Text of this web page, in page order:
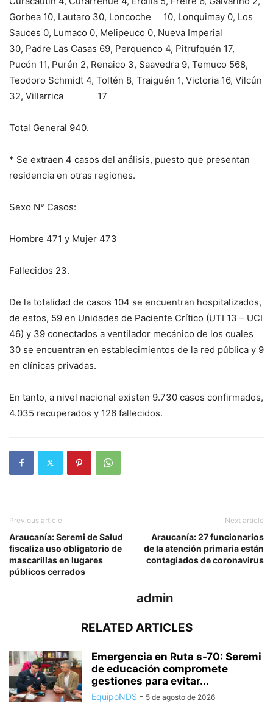
Gorbea 10, Lautaro 30, Loncoche 10, Lonquimay 0, Los
Sauces 0, Lumaco 0, Melipeuco 0, Nueva Imperial
30, Padre Las Casas 69, Perquenco 4, Pitrufquén 17,
Pucón 11, Purén 2, Renaico 3, Saavedra 9, Temuco 568,
Teodoro Schmidt 4, Toltén 8, Traiguén 1, Victoria 16, Vilcún
32, Villarrica 17
Total General 940.
* Se extraen 4 casos del análisis, puesto que presentan
residencia en otras regiones.
Sexo N° Casos:
Hombre 471 y Mujer 473
Fallecidos 23.
De la totalidad de casos 104 se encuentran hospitalizados,
de estos, 59 en Unidades de Paciente Crítico (UTI 13 – UCI
46) y 39 conectados a ventilador mecánico de los cuales
30 se encuentran en establecimientos de la red pública y 9
en clínicas privadas.
En tanto, a nivel nacional existen 9.730 casos confirmados,
4.035 recuperados y 126 fallecidos.
Previous article
Araucanía: Seremi de Salud
fiscaliza uso obligatorio de
mascarillas en lugares
públicos cerrados
Next article
Araucanía: 27 funcionarios
de la atención primaria están
contagiados de coronavirus
admin
RELATED ARTICLES
Emergencia en Ruta s-70: Seremi
de educación compromete
gestiones para evitar...
EquipoNDS - 5 de agosto de 2026